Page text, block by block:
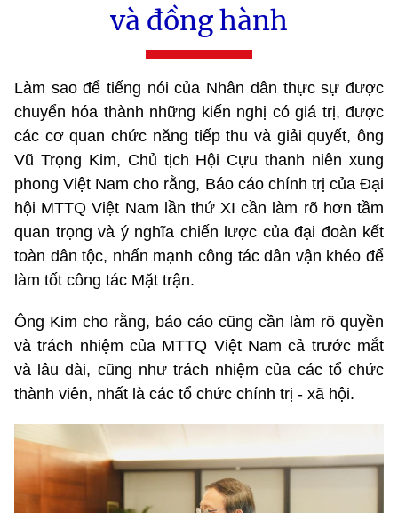
và đồng hành
Làm sao để tiếng nói của Nhân dân thực sự được
chuyển hóa thành những kiến nghị có giá trị, được
các cơ quan chức năng tiếp thu và giải quyết, ông
Vũ Trọng Kim, Chủ tịch Hội Cựu thanh niên xung
phong Việt Nam cho rằng, Báo cáo chính trị của Đại
hội MTTQ Việt Nam lần thứ XI cần làm rõ hơn tầm
quan trọng và ý nghĩa chiến lược của đại đoàn kết
toàn dân tộc, nhấn mạnh công tác dân vận khéo để
làm tốt công tác Mặt trận.
Ông Kim cho rằng, báo cáo cũng cần làm rõ quyền
và trách nhiệm của MTTQ Việt Nam cả trước mắt
và lâu dài, cũng như trách nhiệm của các tổ chức
thành viên, nhất là các tổ chức chính trị - xã hội.